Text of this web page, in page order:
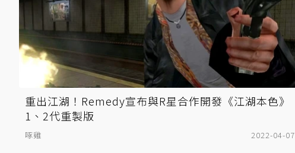
重出江湖！Remedy宣布與R星合作開發《江湖本色》
1、2代重製版
啄雞 2022-04-07